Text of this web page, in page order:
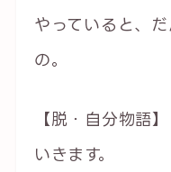
やっていると、
の。
【脱・自分物語
いきます。